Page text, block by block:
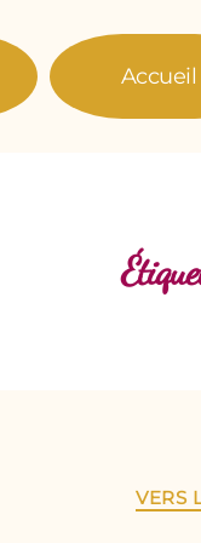
Accueil
VERS